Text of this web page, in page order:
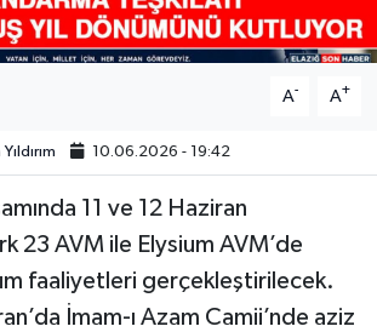
A- A+
Yıldırım 10.06.2026 - 19:42
11 ve 12 Haziran
23 AVM ile Elysium AVM’de
faaliyetleri gerçekleştirilecek.
İmam-ı Azam Camii’nde aziz